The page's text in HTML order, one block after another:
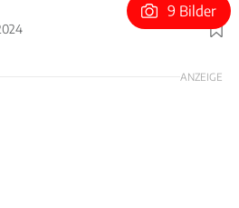
Foto: Riversimple
9 Bilder
ANZEIGE